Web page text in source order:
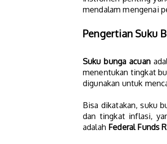
mendalam mengenai
Pengertian Suku
Suku bunga acuan
menentukan tingkat
digunakan untuk
Bisa dikatakan, suku
dan tingkat inflasi,
adalah Federal Funds